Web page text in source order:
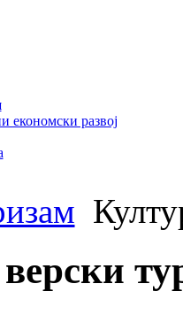
економски развој